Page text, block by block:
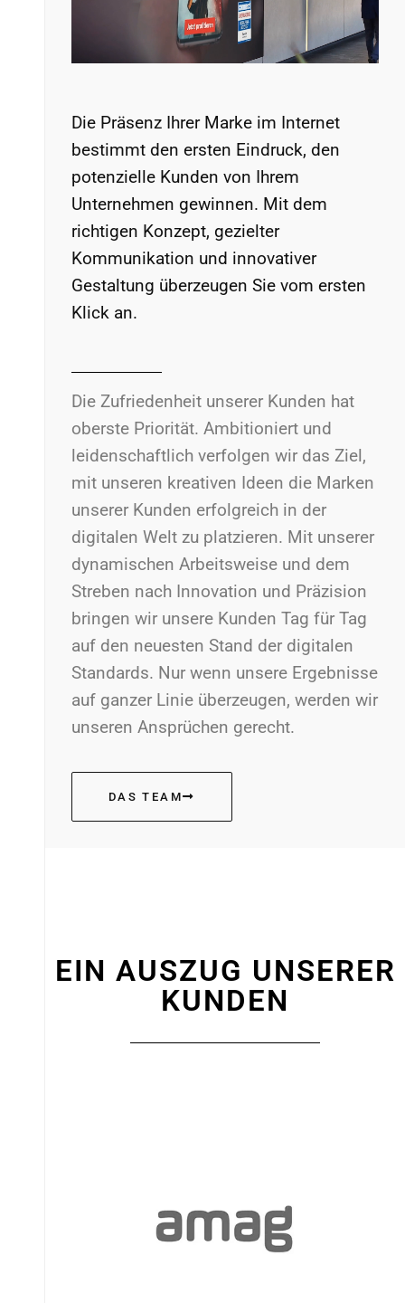
Die Präsenz Ihrer Marke im Internet
bestimmt den ersten Eindruck, den
potenzielle Kunden von Ihrem
Unternehmen gewinnen. Mit dem
richtigen Konzept, gezielter
Kommunikation und innovativer
Gestaltung überzeugen Sie vom ersten
Klick an.
Die Zufriedenheit unserer Kunden hat
oberste Priorität. Ambitioniert und
leidenschaftlich verfolgen wir das Ziel,
mit unseren kreativen Ideen die Marken
unserer Kunden erfolgreich in der
digitalen Welt zu platzieren. Mit unserer
dynamischen Arbeitsweise und dem
Streben nach Innovation und Präzision
bringen wir unsere Kunden Tag für Tag
auf den neuesten Stand der digitalen
Standards. Nur wenn unsere Ergebnisse
auf ganzer Linie überzeugen, werden wir
unseren Ansprüchen gerecht.
DAS TEAM
EIN AUSZUG UNSERER
KUNDEN